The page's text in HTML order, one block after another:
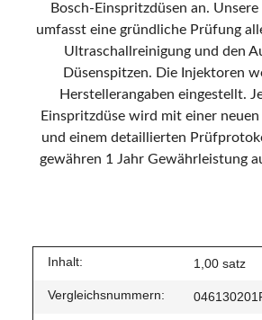
Bosch-Einspritzdüsen an.
umfasst eine gründliche Prüfung
Ultraschallreinigung und den
Düsenspitzen. Die Injektoren
Herstellerangaben eingestellt.
Einspritzdüse wird mit einer
und einem detaillierten
gewähren 1 Jahr Gewährleistung
Inhalt: 1,00 satz
Vergleichsnummern: